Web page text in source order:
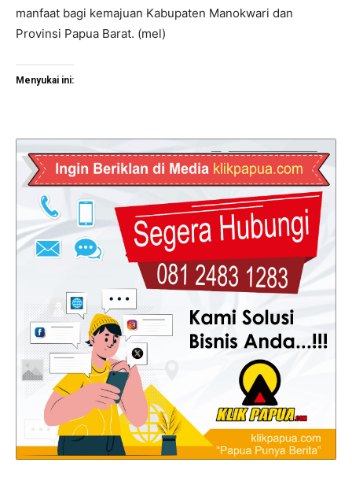
manfaat bagi kemajuan Kabupaten Manokwari dan
Provinsi Papua Barat. (mel)
Menyukai ini: